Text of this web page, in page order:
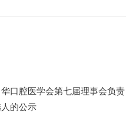
口腔医学会第七届理事会负责
的公示